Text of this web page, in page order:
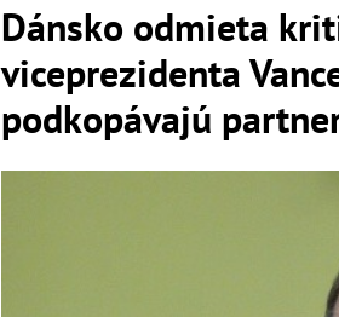
Dánsko odmieta
viceprezidenta
podkopávajú